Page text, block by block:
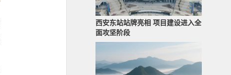
西安东站站牌亮相 项目建设进入全
面攻坚阶段